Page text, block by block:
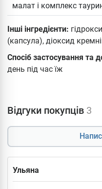
малат і комплекс
Інші інгредієнти:
(капсула), діоксид
Спосіб застосування та
день під час їж
Відгуки покупців 3
Ульяна